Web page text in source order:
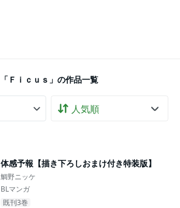
「Ｆｉｃｕｓ」の作品一覧
体感予報【描き下ろしおまけ付き特装版】
鯛野ニッケ
BLマンガ
既刊3巻